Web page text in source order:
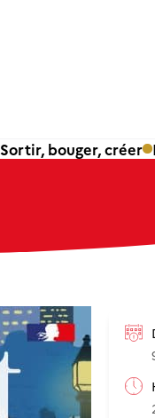
Sortir, bouger, créer